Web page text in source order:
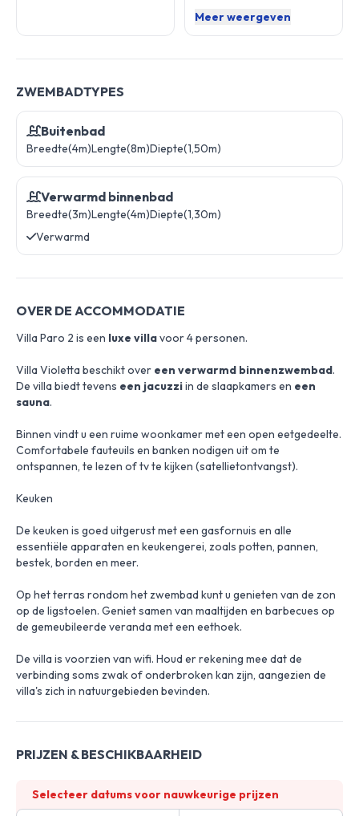
Meer weergeven
ZWEMBADTYPES
Buitenbad
Breedte(4m)Lengte(8m)Diepte(1,50m)
Verwarmd binnenbad
Breedte(3m)Lengte(4m)Diepte(1,30m)
Verwarmd
OVER DE ACCOMMODATIE
Villa Paro 2 is een luxe villavoor 4 personen.
Villa Violetta beschikt over een verwarmd binnenzwembad.
De villa biedt tevens een jacuzziin de slaapkamers en een
sauna.
Binnen vindt u een ruime woonkamer met een open eetgedeelte.
Comfortabele fauteuils en banken nodigen uit om te
ontspannen, te lezen of tv te kijken (satellietontvangst).
Keuken
De keuken is goed uitgerust met een gasfornuis en alle
essentiële apparaten en keukengerei, zoals potten, pannen,
bestek, borden en meer.
Op het terras rondom het zwembad kunt u genieten van de zon
op de ligstoelen. Geniet samen van maaltijden en barbecues op
de gemeubileerde veranda met een eethoek.
De villa is voorzien van wifi. Houd er rekening mee dat de
verbinding soms zwak of onderbroken kan zijn, aangezien de
villa's zich in natuurgebieden bevinden.
PRIJZEN & BESCHIKBAARHEID
Selecteer datums voor nauwkeurige prijzen